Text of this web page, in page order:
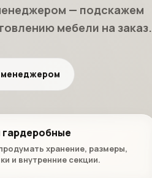
— подскажем
мебели на заказ.
менеджером
хранение, размеры,
и внутренние секции.